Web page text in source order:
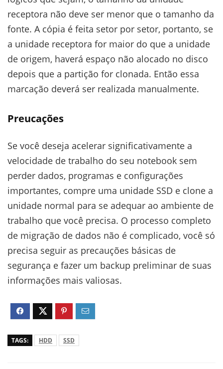
receptora não deve ser menor que o tamanho da
fonte. A cópia é feita setor por setor, portanto, se
a unidade receptora for maior do que a unidade
de origem, haverá espaço não alocado no disco
depois que a partição for clonada. Então essa
marcação deverá ser realizada manualmente.
Preucações
Se você deseja acelerar significativamente a
velocidade de trabalho do seu notebook sem
perder dados, programas e configurações
importantes, compre uma unidade SSD e clone a
unidade normal para se adequar ao ambiente de
trabalho que você precisa. O processo completo
de migração de dados não é complicado, você só
precisa seguir as precauções básicas de
segurança e fazer um backup preliminar de suas
informações mais valiosas.
TAGS: HDD SSD